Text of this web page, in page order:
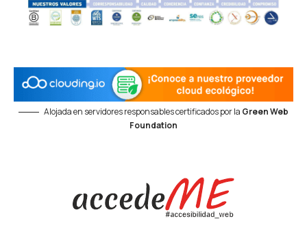
Alojada en servidores responsables certificados por la Green Web
Foundation